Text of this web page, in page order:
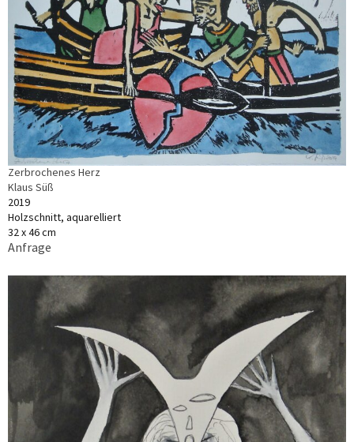
Zerbrochenes Herz
Klaus Süß
2019
Holzschnitt, aquarelliert
32 x 46 cm
Anfrage